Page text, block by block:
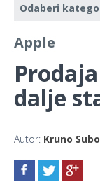
Apple
dalje
Autor: Kruno